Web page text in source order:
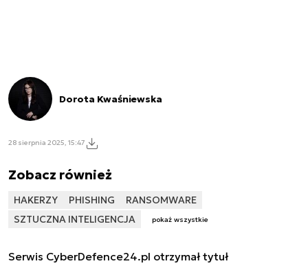
Dorota Kwaśniewska
28 sierpnia 2025, 15:47
Zobacz również
HAKERZY PHISHING
RANSOMWARE
SZTUCZNA INTELIGENCJA
pokaż wszystkie
Serwis CyberDefence24.pl otrzymał tytuł